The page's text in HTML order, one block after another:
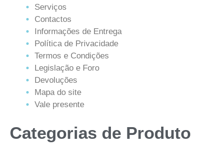
Serviços
Contactos
Informações de Entrega
Política de Privacidade
Termos e Condições
Legislação e Foro
Devoluções
Mapa do site
Vale presente
Categorias de Produto